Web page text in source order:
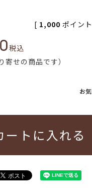
税込
[ 1,000 ポイン
せの商品です）
お
ートに入れる